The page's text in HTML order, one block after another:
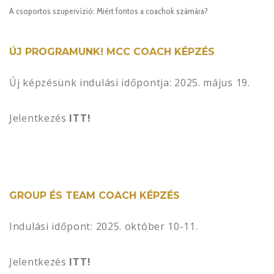
A csoportos szupervízió: Miért fontos a coachok számára?
ÚJ PROGRAMUNK! MCC COACH KÉPZÉS
Új képzésünk indulási időpontja: 2025. május 19.
Jelentkezés ITT!
GROUP ÉS TEAM COACH KÉPZÉS
Indulási időpont: 2025. október 10-11.
Jelentkezés ITT!